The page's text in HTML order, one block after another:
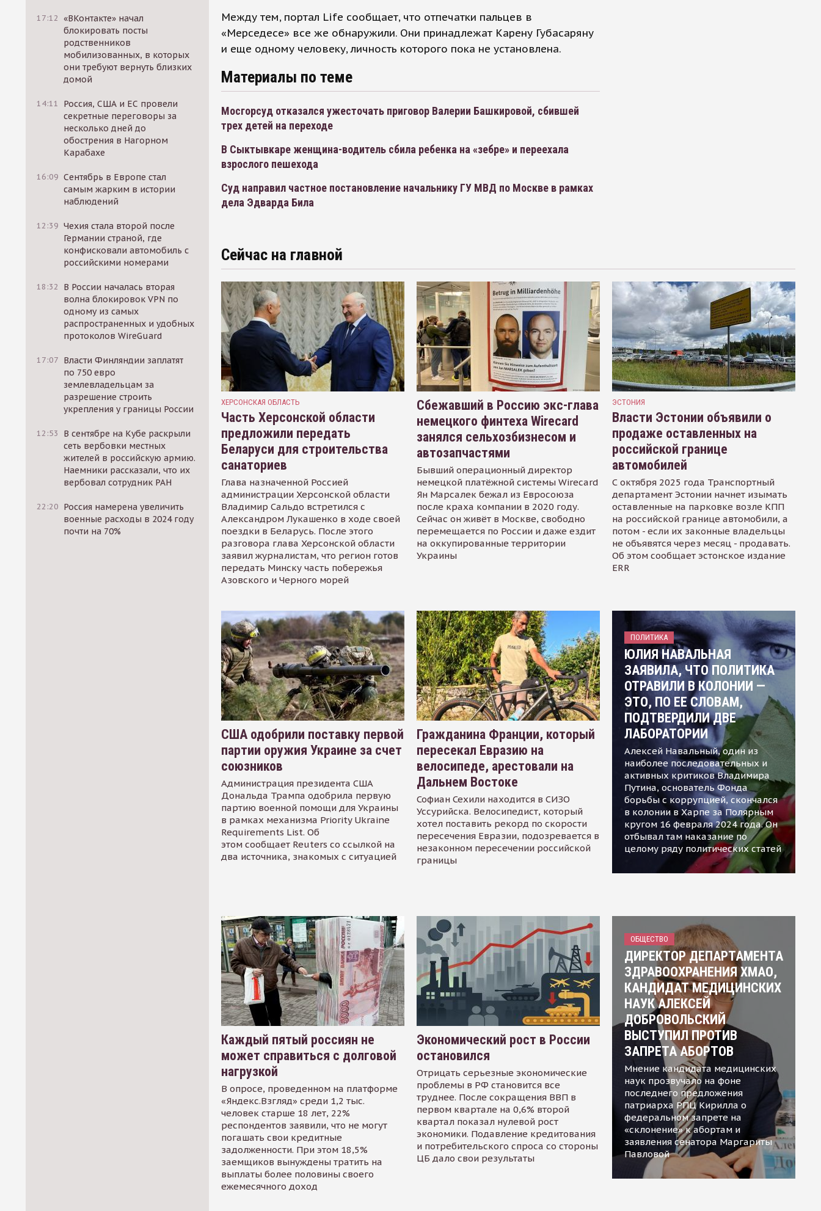
17:12 «ВКонтакте» начал
блокировать посты
родственников
мобилизованных, в которых
они требуют вернуть близких
домой
14:11
Россия, США и ЕС провели
секретные переговоры за
несколько дней до
обострения в Нагорном
Карабахе
16:09 Сентябрь в Европе стал
самым жарким в истории
наблюдений
12:39 Чехия стала второй после
Германии страной, где
конфисковали автомобиль с
российскими номерами
18:32
В России началась вторая
волна блокировок VPN по
одному из самых
распространенных и удобных
протоколов WireGuard
17:07 Власти Финляндии заплатят
по 750 евро
землевладельцам за
разрешение строить
укрепления у границы России
12:53
В сентябре на Кубе раскрыли
сеть вербовки местных
жителей в российскую армию.
Наемники рассказали, что их
вербовал сотрудник РАН
22:20 Россия намерена увеличить
военные расходы в 2024 году
почти на 70%
Между тем, портал Life сообщает, что отпечатки пальцев в
«Мерседесе» все же обнаружили. Они принадлежат Карену Губасаряну
и еще одному человеку, личность которого пока не установлена.
Материалы по теме
Мосгорсуд отказался ужесточать приговор Валерии Башкировой, сбившей
трех детей на переходе
В Сыктывкаре женщина-водитель сбила ребенка на «зебре» и переехала
взрослого пешехода
Суд направил частное постановление начальнику ГУ МВД по Москве в рамках
дела Эдварда Била
Сейчас на главной
ХЕРСОНСКАЯ ОБЛАСТЬ
Часть Херсонской области
предложили передать
Беларуси для строительства
санаториев
Глава назначенной Россией
администрации Херсонской области
Владимир Сальдо встретился с
Александром Лукашенко в ходе своей
поездки в Беларусь. После этого
разговора глава Херсонской области
заявил журналистам, что регион готов
передать Минску часть побережья
Азовского и Черного морей
Сбежавший в Россию экс-глава
немецкого финтеха Wirecard
занялся сельхозбизнесом и
автозапчастями
Бывший операционный директор
немецкой платёжной системы Wirecard
Ян Марсалек бежал из Евросоюза
после краха компании в 2020 году.
Сейчас он живёт в Москве, свободно
перемещается по России и даже ездит
на оккупированные территории
Украины
ЭСТОНИЯ
Власти Эстонии объявили о
продаже оставленных на
российской границе
автомобилей
С октября 2025 года Транспортный
департамент Эстонии начнет изымать
оставленные на парковке возле КПП
на российской границе автомобили, а
потом - если их законные владельцы
не объявятся через месяц - продавать.
Об этом сообщает эстонское издание
ERR
США одобрили поставку первой
партии оружия Украине за счет
союзников
Администрация президента США
Дональда Трампа одобрила первую
партию военной помощи для Украины
в рамках механизма Priority Ukraine
Requirements List. Об
этом сообщает Reuters со ссылкой на
два источника, знакомых с ситуацией
Гражданина Франции, который
пересекал Евразию на
велосипеде, арестовали на
Дальнем Востоке
Софиан Сехили находится в СИЗО
Уссурийска. Велосипедист, который
хотел поставить рекорд по скорости
пересечения Евразии, подозревается в
незаконном пересечении российской
границы
ПОЛИТИКА
ЮЛИЯ НАВАЛЬНАЯ
ЗАЯВИЛА, ЧТО ПОЛИТИКА
ОТРАВИЛИ В КОЛОНИИ —
ЭТО, ПО ЕЕ СЛОВАМ,
ПОДТВЕРДИЛИ ДВЕ
ЛАБОРАТОРИИ
Алексей Навальный, один из
наиболее последовательных и
активных критиков Владимира
Путина, основатель Фонда
борьбы с коррупцией, скончался
в колонии в Харпе за Полярным
кругом 16 февраля 2024 года. Он
отбывал там наказание по
целому ряду политических статей
Каждый пятый россиян не
может справиться с долговой
нагрузкой
В опросе, проведенном на платформе
«Яндекс.Взгляд» среди 1,2 тыс.
человек старше 18 лет, 22%
респондентов заявили, что не могут
погашать свои кредитные
задолженности. При этом 18,5%
заемщиков вынуждены тратить на
выплаты более половины своего
ежемесячного доход
Экономический рост в России
остановился
Отрицать серьезные экономические
проблемы в РФ становится все
труднее. После сокращения ВВП в
первом квартале на 0,6% второй
квартал показал нулевой рост
экономики. Подавление кредитования
и потребительского спроса со стороны
ЦБ дало свои результаты
ОБЩЕСТВО
ДИРЕКТОР ДЕПАРТАМЕНТА
ЗДРАВООХРАНЕНИЯ ХМАО,
КАНДИДАТ МЕДИЦИНСКИХ
НАУК АЛЕКСЕЙ
ДОБРОВОЛЬСКИЙ
ВЫСТУПИЛ ПРОТИВ
ЗАПРЕТА АБОРТОВ
Мнение кандидата медицинских
наук прозвучало на фоне
последнего предложения
патриарха РПЦ Кирилла о
федеральном запрете на
«склонение» к абортам и
заявления сенатора Маргариты
Павловой